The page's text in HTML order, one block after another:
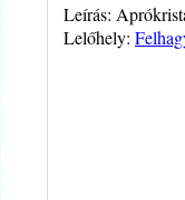
Leírás:
Lelőhely: